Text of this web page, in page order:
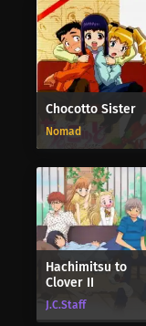
Chocotto Sister
Nomad
Hachimitsu to
Clover II
J.C.Staff